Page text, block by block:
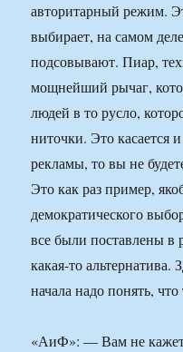
авторитарный режим.
выбирает, на самом
подсовывают. Пиар,
мощнейший рычаг,
людей в то русло,
ниточки. Это касается
рекламы, то вы не
Это как раз пример,
демократического
все были поставлены в
какая-то альтернатива.
начала надо понять, что
«АиФ»: — Вам не